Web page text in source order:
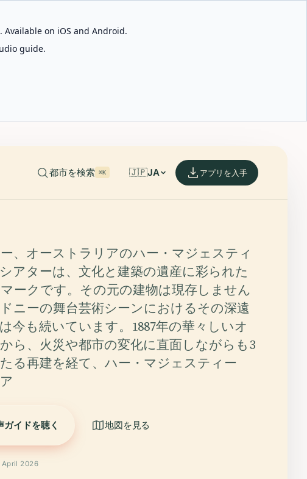
on iOS and Android.
guide.
都市を検索 ⌘K 🇯🇵JA アプリを入手
、オーストラリアのハー・マジェスティ
アターは、文化と建築の遺産に彩られた
ークです。その元の建物は現存しません
ニーの舞台芸術シーンにおけるその深遠
今も続いています。1887年の華々しいオ
ら、火災や都市の変化に直面しながらも3
る再建を経て、ハー・マジェスティー
ガイドを聴く 地図を見る
April 2026